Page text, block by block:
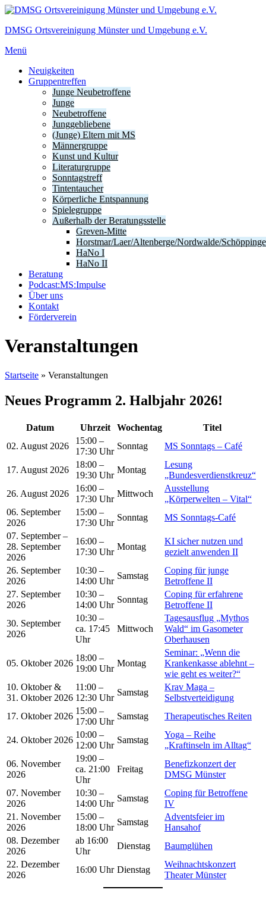
Zum
springen
DMSG Ortsvereinigung Münster und Umgebung e.V.
Menü
Neuigkeiten
Gruppentreffen
Junge Neubetroffene
Junge
Neubetroffene
Junggebliebene
(Junge) Eltern mit MS
Männergruppe
Kunst und Kultur
Literaturgruppe
Sonntagstreff
Tintentaucher
Körperliche Entspannung
Spielegruppe
Außerhalb der Beratungsstelle
Greven-Mitte
Horstmar/Laer/Altenberge/Nordwalde/
HaNo I
HaNo II
Beratung
Podcast:MS:Impulse
Über uns
Kontakt
Förderverein
Veranstaltungen
Startseite » Veranstaltungen
Neues Programm 2. Halbjahr 2026!
Datum Uhrzeit Wochentag
Titel
02. August 2026
15:00 –
17:30 Uhr
Sonntag MS Sonntags – Café
17. August 2026
18:00 –
19:30 Uhr
Montag
Lesung
„Bundesverdienstkreuz“
26. August 2026
16:00 –
17:30 Uhr
Mittwoch
Ausstellung
„Körperwelten – Vital“
06. September
2026
15:00 –
17:30 Uhr
Sonntag
MS Sonntags-Café
07. September –
28. September
2026
16:00 –
17:30 Uhr
Montag
KI sicher nutzen und
gezielt anwenden II
26. September
2026
10:30 –
14:00 Uhr
Samstag
Coping für junge
Betroffene II
27. September
2026
10:30 –
14:00 Uhr
Sonntag
Coping für erfahrene
Betroffene II
30. September
2026
10:30 –
ca. 17:45
Uhr
Mittwoch
Tagesausflug „Mythos
Wald“ im Gasometer
Oberhausen
05. Oktober 2026
18:00 –
19:00 Uhr
Montag
Seminar: „Wenn die
Krankenkasse ablehnt –
wie geht es weiter?“
10. Oktober &
31. Oktober 2026
11:00 –
12:30 Uhr
Samstag
Krav Maga –
Selbstverteidigung
17. Oktober 2026
15:00 –
17:00 Uhr
Samstag Therapeutisches Reiten
24. Oktober 2026
10:00 –
12:00 Uhr
Samstag
Yoga – Reihe
„Kraftinseln im Alltag“
06. November
2026
19:00 –
ca. 21:00
Uhr
Freitag
Benefizkonzert der
DMSG Münster
07. November
2026
10:30 –
14:00 Uhr
Samstag
Coping für Betroffene
IV
21. November
2026
15:00 –
18:00 Uhr
Samstag
Adventsfeier im
Hansahof
08. Dezember
2026
ab 16:00
Uhr
Dienstag
Baumglühen
22. Dezember
2026
16:00 Uhr Dienstag
Weihnachtskonzert
Theater Münster